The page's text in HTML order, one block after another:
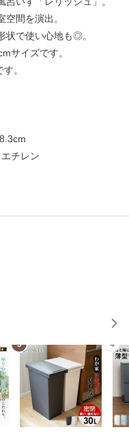
間を演出。
状で使い心地も◎。
サイズです。
。
チレン
3 4